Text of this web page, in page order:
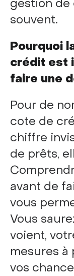
gestion de
souvent.
Pourquoi
crédit est
faire une
Pour de
cote de
chiffre
de prêts,
avant de
vous
Vous
voient,
mesures
vos